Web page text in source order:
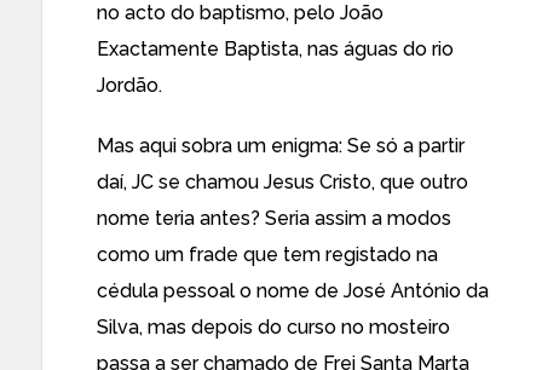
no acto do baptismo, pelo João
Exactamente Baptista, nas águas do rio
Jordão.
Mas aqui sobra um enigma: Se só a partir
daí, JC se chamou Jesus Cristo, que outro
nome teria antes? Seria assim a modos
como um frade que tem registado na
cédula pessoal o nome de José António da
Silva, mas depois do curso no mosteiro
passa a ser chamado de Frei Santa Marta